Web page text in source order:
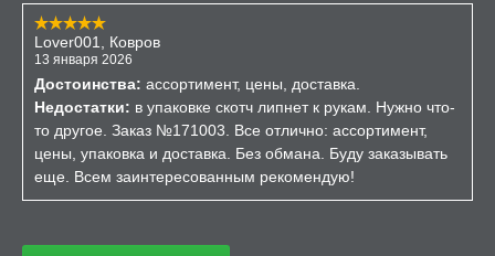
Lover001, Ковров
13 января 2026
Достоинства: ассортимент, цены, доставка.
Недостатки: в упаковке скотч липнет к рукам. Нужно что-
то другое. Заказ №171003. Все отлично: ассортимент,
цены, упаковка и доставка. Без обмана. Буду заказывать
еще. Всем заинтересованным рекомендую!